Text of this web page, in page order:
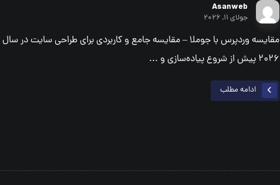
Asanweb
جولای ۱۱, ۲۰۲۶
مقایسه وردپرس با جوملا – مقایسه جامع و کاربردی برای طراحی سایت در سال
۲۰۲۶ پیش از شروع پیاده‌سازی و ...
ادامه مطلب